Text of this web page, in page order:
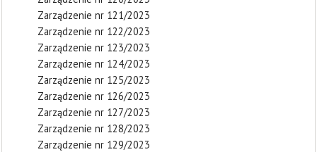
Zarządzenie nr 121/2023
Zarządzenie nr 122/2023
Zarządzenie nr 123/2023
Zarządzenie nr 124/2023
Zarządzenie nr 125/2023
Zarządzenie nr 126/2023
Zarządzenie nr 127/2023
Zarządzenie nr 128/2023
Zarządzenie nr 129/2023